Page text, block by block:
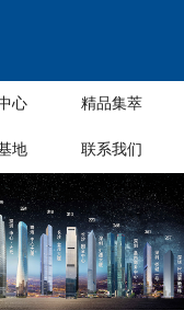
心 精品集萃
地 联系我们